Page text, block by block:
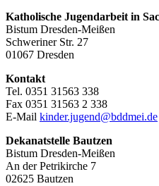
Katholische Jugendarbeit in
Bistum Dresden-Meißen
Schweriner Str. 27
01067 Dresden
Kontakt
Tel. 0351 31563 338
Fax 0351 31563 2 338
E-Mail kinder.jugend@bddmei.de
Dekanatstelle Bautzen
Bistum Dresden-Meißen
An der Petrikirche 7
02625 Bautzen